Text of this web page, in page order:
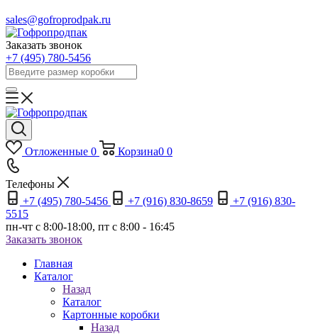
sales@gofroprodpak.ru
Заказать звонок
+7 (495) 780-5456
Отложенные 0 Корзина0 0
Телефоны
+7 (495) 780-5456
+7 (916) 830-8659
+7 (916) 830-
5515
пн-чт c 8:00-18:00, пт с 8:00 - 16:45
Заказать звонок
Главная
Каталог
Назад
Каталог
Картонные коробки
Назад